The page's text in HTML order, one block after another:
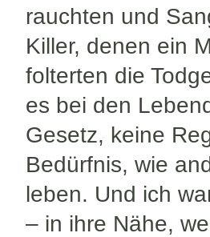
rauchten und
Killer, denen ein
folterten die
es bei den
Gesetz, keine
Bedürfnis, wie
leben. Und ich
– in ihre Nähe,